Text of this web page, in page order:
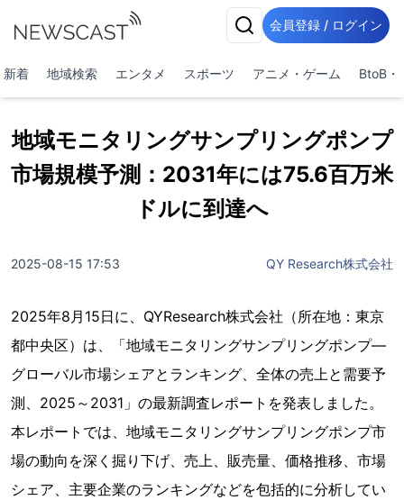
会員登録 / ログイン
新着 地域検索 エンタメ スポーツ アニメ・ゲーム BtoB・
地域モニタリングサンプリングポンプ
市場規模予測：2031年には75.6百万米
ドルに到達へ
2025-08-15 17:53 QY Research株式会社
2025年8月15日に、QYResearch株式会社（所在地：東京
都中央区）は、「地域モニタリングサンプリングポンプ―
グローバル市場シェアとランキング、全体の売上と需要予
測、2025～2031」の最新調査レポートを発表しました。
本レポートでは、地域モニタリングサンプリングポンプ市
場の動向を深く掘り下げ、売上、販売量、価格推移、市場
シェア、主要企業のランキングなどを包括的に分析してい